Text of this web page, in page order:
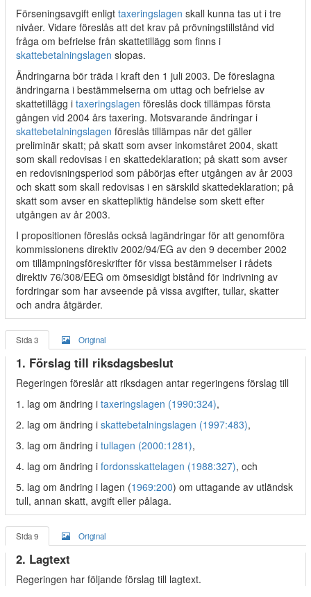
Förseningsavgift enligt taxeringslagen skall kunna tas ut i tre
nivåer. Vidare föreslås att det krav på prövningstillstånd vid
fråga om befrielse från skattetillägg som finns i
skattebetalningslagen slopas.
Ändringarna bör träda i kraft den 1 juli 2003. De föreslagna
ändringarna i bestämmelserna om uttag och befrielse av
skattetillägg i taxeringslagen föreslås dock tillämpas första
gången vid 2004 års taxering. Motsvarande ändringar i
skattebetalningslagen föreslås tillämpas när det gäller
preliminär skatt; på skatt som avser inkomståret 2004, skatt
som skall redovisas i en skattedeklaration; på skatt som avser
en redovisningsperiod som påbörjas efter utgången av år 2003
och skatt som skall redovisas i en särskild skattedeklaration; på
skatt som avser en skattepliktig händelse som skett efter
utgången av år 2003.
I propositionen föreslås också lagändringar för att genomföra
kommissionens direktiv 2002/94/EG av den 9 december 2002
om tillämpningsföreskrifter för vissa bestämmelser i rådets
direktiv 76/308/EEG om ömsesidigt bistånd för indrivning av
fordringar som har avseende på vissa avgifter, tullar, skatter
och andra åtgärder.
Sida 3 Original
1. Förslag till riksdagsbeslut
Regeringen föreslår att riksdagen antar regeringens förslag till
1. lag om ändring i taxeringslagen (1990:324),
2. lag om ändring i skattebetalningslagen (1997:483),
3. lag om ändring i tullagen (2000:1281),
4. lag om ändring i fordonsskattelagen (1988:327), och
5. lag om ändring i lagen (1969:200) om uttagande av utländsk
tull, annan skatt, avgift eller pålaga.
Sida 9 Original
2. Lagtext
Regeringen har följande förslag till lagtext.